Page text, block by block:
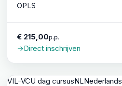
OPLS
€ 215,00p.p.
→Direct inschrijven
VIL-VCU dag cursusNLNederlands